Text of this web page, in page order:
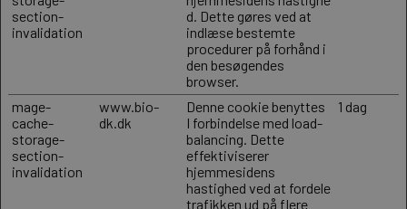
section-
invalidation
d. Dette gøres ved at
indlæse bestemte
procedurer på forhånd i
den besøgendes
browser.
mage-
cache-
storage-
section-
invalidation
www.bio-
dk.dk
Denne cookie benyttes
I forbindelse med load-
balancing. Dette
effektiviserer
hjemmesidens
hastighed ved at fordele
trafikken ud på flere
1 dag